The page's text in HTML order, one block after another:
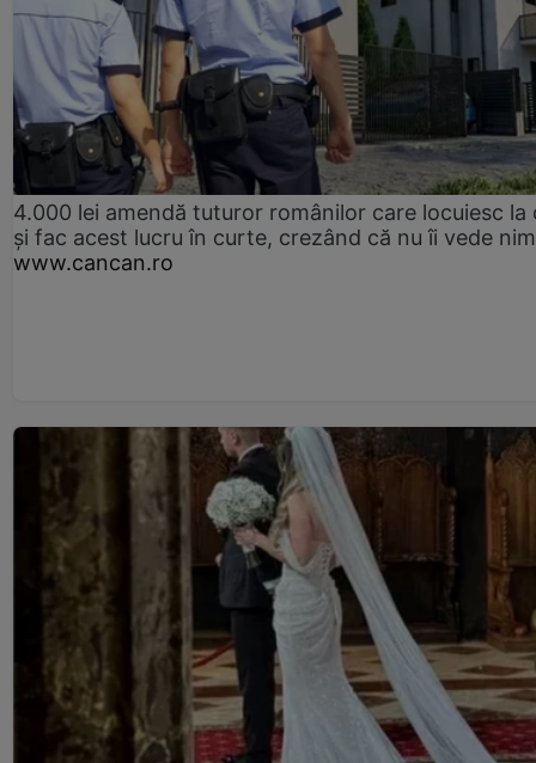
4.000 lei amendă tuturor românilor care locuiesc la
și fac acest lucru în curte, crezând că nu îi vede
www.cancan.ro